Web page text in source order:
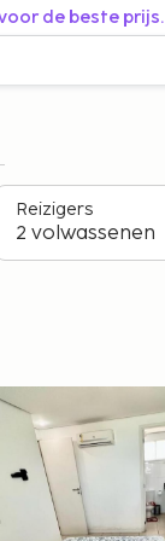
de beste prijs.
Reizigers
2 volwassenen